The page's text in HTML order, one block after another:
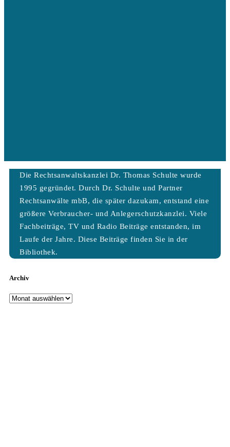
Die Rechtsanwaltskanzlei Dr. Thomas Schulte wurde
1995 gegründet. Durch Dr. Schulte und Partner
Rechtsanwälte mbB, die später dazukam, entstand eine
größere Verbraucher- und Anlegerschutzkanzlei. Viele
Fachbeiträge, TV und Radio Beiträge entstanden, im
Laufe der Jahre. Diese Beiträge finden Sie in der
Bibliothek.
Archiv
Archiv